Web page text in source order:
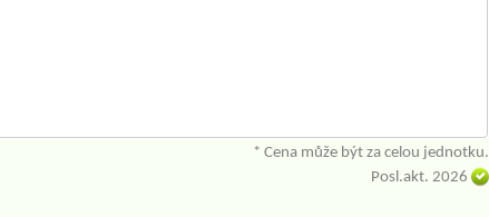
* Cena může být za celou jednotku.
Posl.akt. 2026